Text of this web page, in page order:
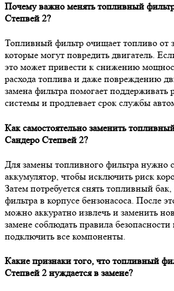
Почему важно менять топливный
Степвей 2?
Топливный фильтр очищает топливо от
которые могут повредить двигатель.
это может привести к снижению
расхода топлива и даже повреждению
замена фильтра помогает поддерживать
системы и продлевает срок службы
Как самостоятельно заменить
Сандеро Степвей 2?
Для замены топливного фильтра нужно
аккумулятор, чтобы исключить риск
Затем потребуется снять топливный
фильтра в корпусе бензонасоса. После
можно аккуратно извлечь и заменить
замене соблюдать правила
подключить все компоненты.
Какие признаки того, что топливный
Степвей 2 нуждается в замене?